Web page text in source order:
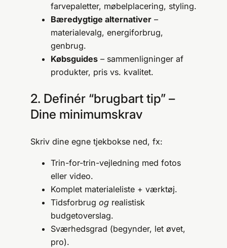
farvepaletter, møbelplacering, styling.
Bæredygtige alternativer –
materialevalg, energiforbrug,
genbrug.
Købsguides – sammenligninger af
produkter, pris vs. kvalitet.
2. Definér “brugbart tip” –
Dine minimumskrav
Skriv dine egne tjekbokse ned, fx:
Trin-for-trin-vejledning med fotos
eller video.
Komplet materialeliste + værktøj.
Tidsforbrug og realistisk
budgetoverslag.
Sværhedsgrad (begynder, let øvet,
pro).